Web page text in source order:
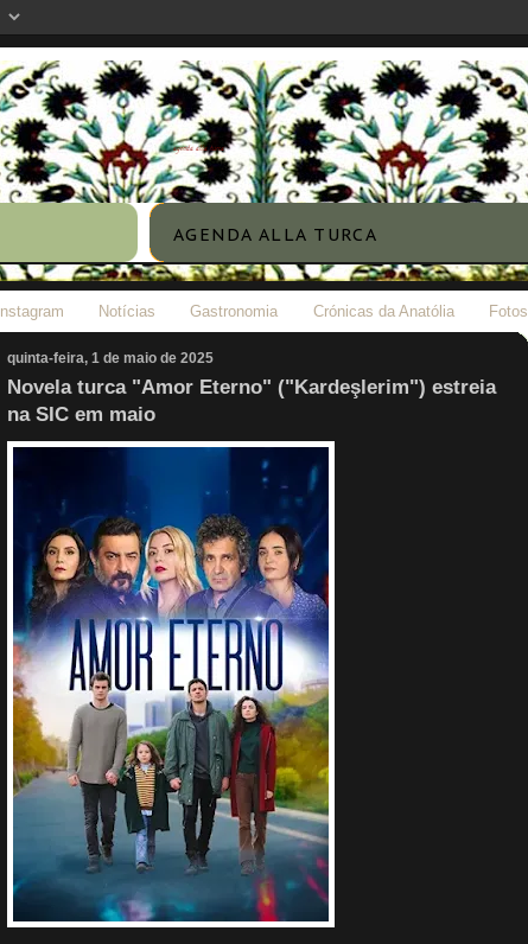
agenda alla turca
AGENDA ALLA TURCA
Instagram Notícias Gastronomia Crónicas da Anatólia Fotos
quinta-feira, 1 de maio de 2025
Novela turca "Amor Eterno" ("Kardeşlerim") estreia
na SIC em maio